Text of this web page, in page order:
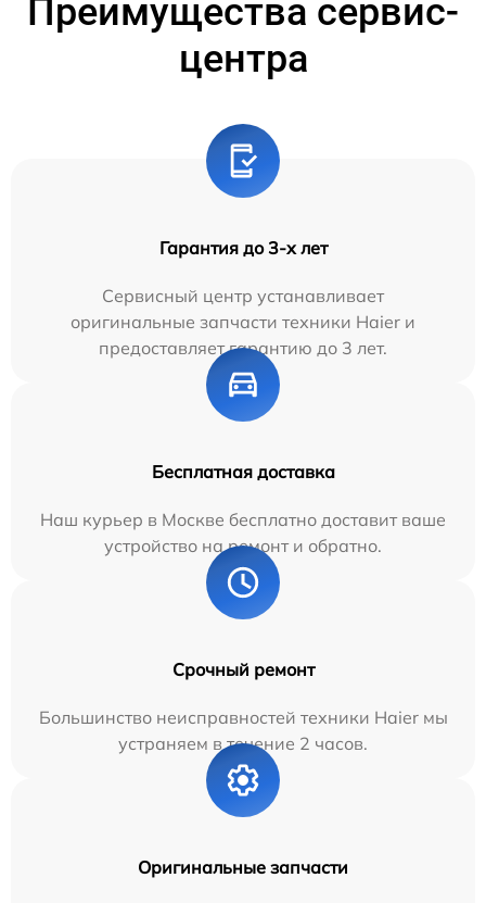
Преимущества сервис-
центра
Гарантия до 3-х лет
Сервисный центр устанавливает
оригинальные запчасти техники Haier и
предоставляет гарантию до 3 лет.
Бесплатная доставка
Наш курьер в Москве бесплатно доставит ваше
устройство на ремонт и обратно.
Срочный ремонт
Большинство неисправностей техники Haier мы
устраняем в течение 2 часов.
Оригинальные запчасти